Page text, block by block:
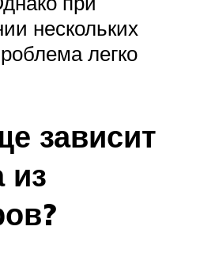
нескольких
легко
зависит
из